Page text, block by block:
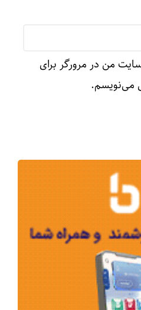
من در مرورگر برای
می‌نویسم.